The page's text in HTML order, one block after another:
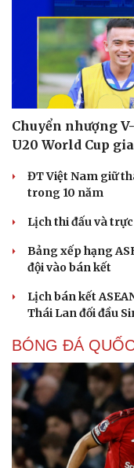
Cải chính
Chuyển nhượng
U20 World Cup
ĐT Việt Nam giữ
trong 10 năm
Lịch thi đấu và
Bảng xếp hạng
đội vào bán kết
Lịch bán kết
Thái Lan đối đầu
BÓNG ĐÁ